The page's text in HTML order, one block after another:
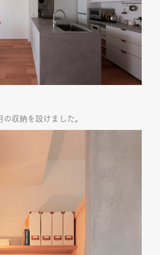
収納を設けました。